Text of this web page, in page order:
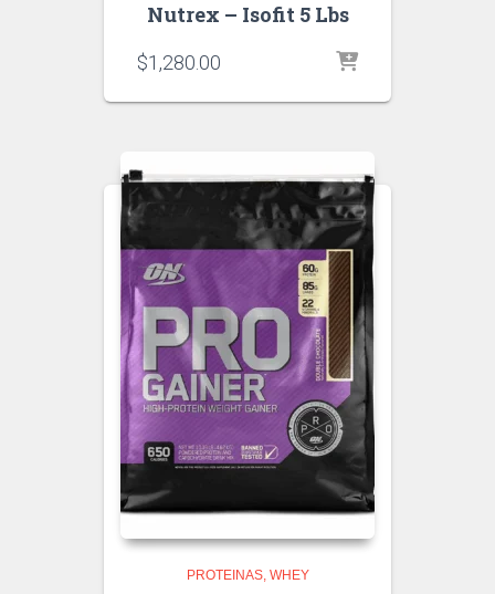
Nutrex – Isofit 5 Lbs
$1,280.00
PROTEINAS WHEY